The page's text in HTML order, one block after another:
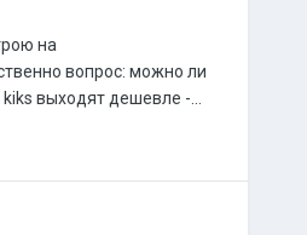
на
вопрос: можно ли
выходят дешевле -...